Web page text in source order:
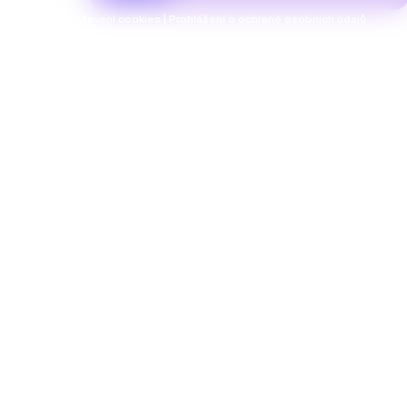
Nastavení cookies | Prohlášení o ochraně osobních údajů